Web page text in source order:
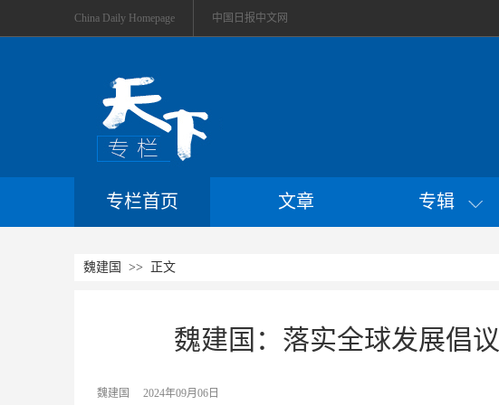
China Daily Homepage 中国日报中文网
专栏首页 文章 专辑
魏建国 >> 正文
魏建国：落实全球发展倡
魏建国 2024年09月06日